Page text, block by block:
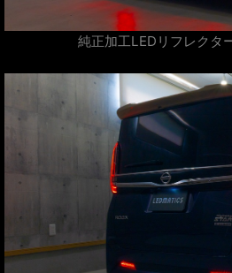
純正加工LEDリフレクタ